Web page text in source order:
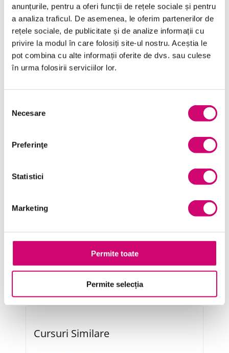
anunțurile, pentru a oferi funcții de rețele sociale și pentru
a analiza traficul. De asemenea, le oferim partenerilor de
rețele sociale, de publicitate și de analize informații cu
privire la modul în care folosiți site-ul nostru. Aceștia le
pot combina cu alte informații oferite de dvs. sau culese
în urma folosirii serviciilor lor.
consimțământului
Necesare
Preferinţe
Statistici
Marketing
Permite toate
Permite selecția
Categorii de Cursuri
Comunicare
Dezvoltare personală și profesională
Finanțe
Marketing
Resurse Umane
Vânzări și negocieri
Cursuri Similare